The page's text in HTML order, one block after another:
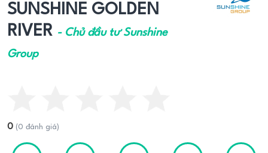
SUNSHINE GOLDEN
RIVER - Chủ đầu tư Sunshine
Group
0 (0 đánh giá)